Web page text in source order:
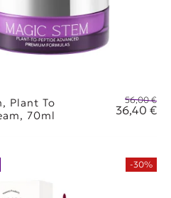
56,00 €.
είναι: 36,40 €.
Plant To
70ml
56,00€
36,40 €
-30%